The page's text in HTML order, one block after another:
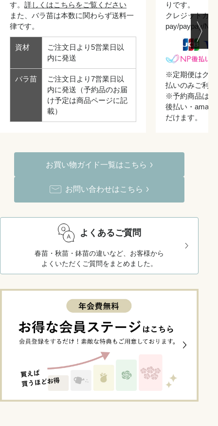
す。 詳しくはこちらをご覧ください
また、バラ苗は本数に関わらず送料一
律です。
資材
ご注文日より5営業日以
内に発送
バラ苗
ご注文日より7営業日以
内に発送（予約品のお届
け予定は商品ページに記
載）
りです。
クレジットカ
pay/paypay/
※定期便はクレ
払いのみご利
※予約商品はク
後払い・
だけます。
お買い物ガイド一覧はこちら
お問い合わせはこちら
よくあるご質問
春苗・秋苗・鉢苗の違いなど、お客様から
よくいただくご質問をまとめました。